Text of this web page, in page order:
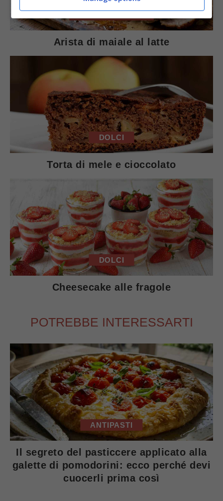
Arista di maiale al latte
DOLCI
Torta di mele e cioccolato
DOLCI
Cheesecake alle fragole
POTREBBE INTERESSARTI
ANTIPASTI
Il segreto del pasticcere applicato alla
galette di pomodorini: ecco perché devi
cuocerli prima così